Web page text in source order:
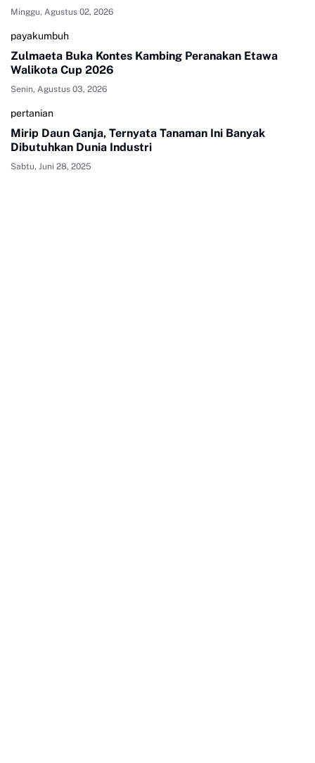
Minggu, Agustus 02, 2026
payakumbuh
Zulmaeta Buka Kontes Kambing Peranakan Etawa
Walikota Cup 2026
Senin, Agustus 03, 2026
pertanian
Mirip Daun Ganja, Ternyata Tanaman Ini Banyak
Dibutuhkan Dunia Industri
Sabtu, Juni 28, 2025